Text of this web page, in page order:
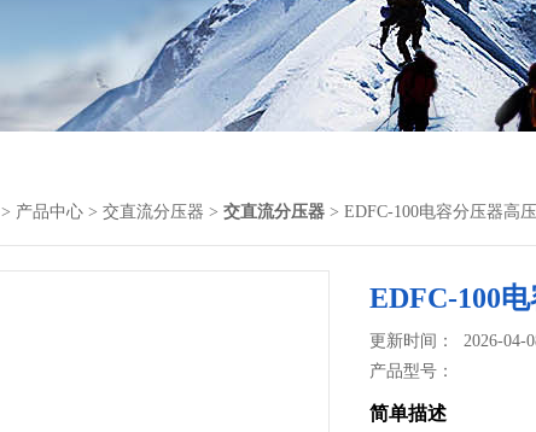
> 产品中心 > 交直流分压器 > 交直流分压器 > EDFC-100电容分压器高
EDFC-100
更新时间： 2026-04-
产品型号：
简单描述